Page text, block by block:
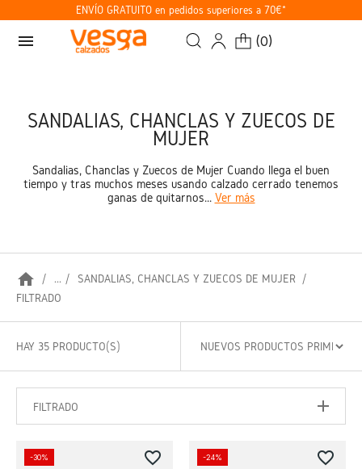
ENVÍO GRATUITO en pedidos superiores a 70€*
menu (0)
SANDALIAS, CHANCLAS Y ZUECOS DE
MUJER
Sandalias, Chanclas y Zuecos de Mujer Cuando llega el buen
tiempo y tras muchos meses usando calzado cerrado tenemos
ganas de quitarnos... Ver más
home ...
SANDALIAS, CHANCLAS Y ZUECOS DE MUJER
FILTRADO
HAY 35 PRODUCTO(S)
FILTRADO
-30% favorite_border -24% favorite_border